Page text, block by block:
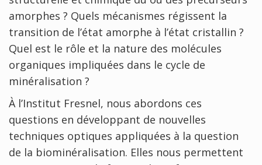
amorphes ? Quels mécanismes régissent la
transition de l’état amorphe à l’état cristallin ?
Quel est le rôle et la nature des molécules
organiques impliquées dans le cycle de
minéralisation ?
À l’Institut Fresnel, nous abordons ces
questions en développant de nouvelles
techniques optiques appliquées à la question
de la biominéralisation. Elles nous permettent